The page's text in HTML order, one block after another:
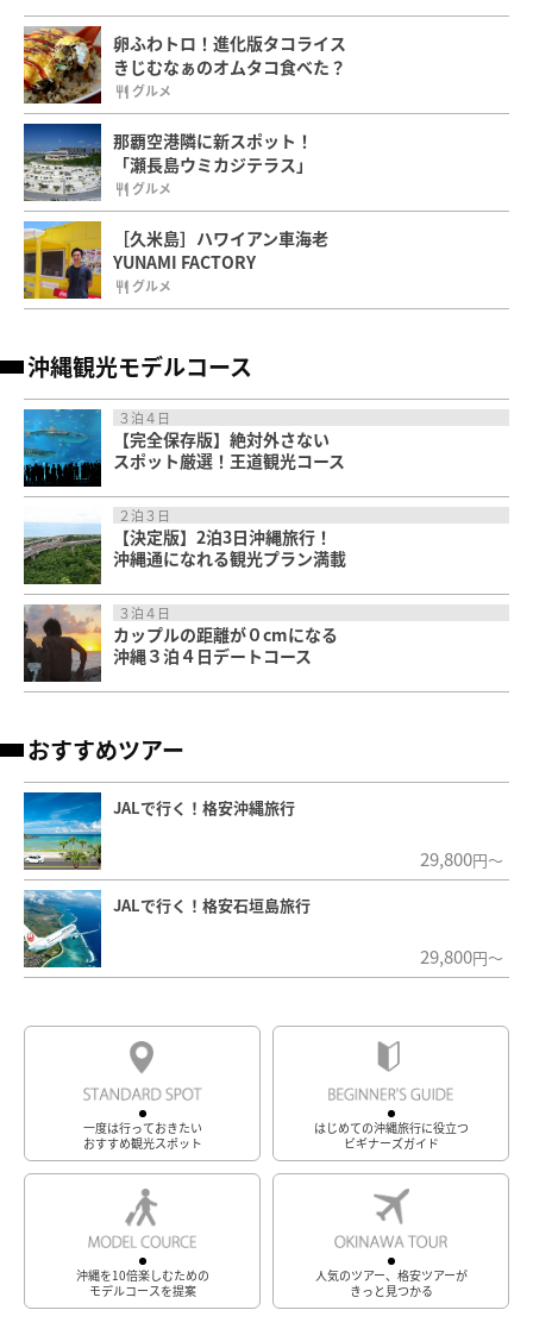
卵ふわトロ！進化版タコライス
きじむなぁのオムタコ食べた？
グルメ
那覇空港隣に新スポット！
「瀬長島ウミカジテラス」
グルメ
［久米島］ハワイアン車海老
YUNAMI FACTORY
グルメ
沖縄観光モデルコース
３泊４日
【完全保存版】絶対外さない
スポット厳選！王道観光コース
２泊３日
【決定版】2泊3日沖縄旅行！
沖縄通になれる観光プラン満載
３泊４日
カップルの距離が０cmになる
沖縄３泊４日デートコース
おすすめツアー
JALで行く！格安沖縄旅行
29,800円～
JALで行く！格安石垣島旅行
29,800円～
一度は行っておきたい
おすすめ観光スポット
はじめての沖縄旅行に役立つ
ビギナーズガイド
沖縄を10倍楽しむための
モデルコースを提案
人気のツアー、格安ツアーが
きっと見つかる